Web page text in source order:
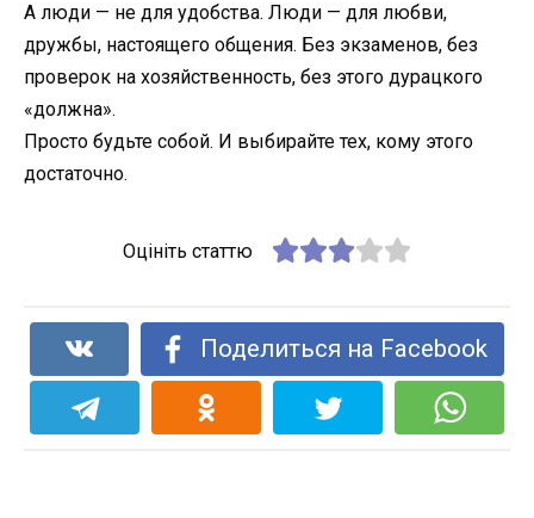
А люди — не для удобства. Люди — для любви,
дружбы, настоящего общения. Без экзаменов, без
проверок на хозяйственность, без этого дурацкого
«должна».
Просто будьте собой. И выбирайте тех, кому этого
достаточно.
Оцініть статтю
Поделиться на Facebook